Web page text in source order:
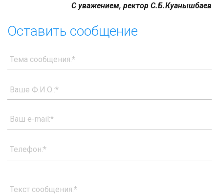
С уважением, ректор С.Б.Куанышбаев
Оставить сообщение
Тема сообщения:*
Ваше Ф.И.О.:*
Ваш e-mail:*
Телефон:*
Текст сообщения:*